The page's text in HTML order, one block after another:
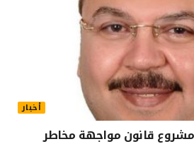
أخبار
قانون مواجهة مخاطر